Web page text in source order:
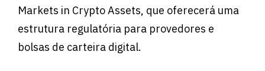
Markets in Crypto Assets, que oferecerá uma
estrutura regulatória para provedores e
bolsas de carteira digital.